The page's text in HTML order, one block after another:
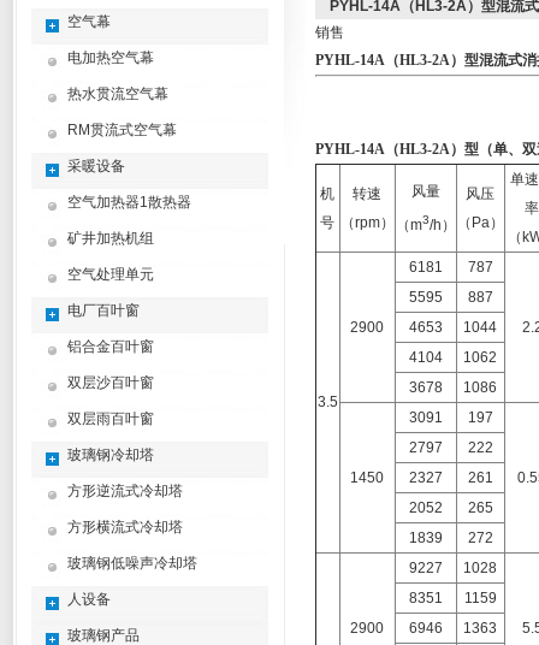
空气幕
电加热空气幕
热水贯流空气幕
RM贯流式空气幕
采暖设备
空气加热器1散热器
矿井加热机组
空气处理单元
电厂百叶窗
铝合金百叶窗
双层沙百叶窗
双层雨百叶窗
玻璃钢冷却塔
方形逆流式冷却塔
方形横流式冷却塔
玻璃钢低噪声冷却塔
人设备
玻璃钢产品
PYHL-14A（HL3-2A）型混流
销售
PYHL-14A（HL3-2A）型混流式
PYHL-14A（HL3-2A） 型（单、
机
号
转速
（rpm）
风量
（m3/h）
风压
（Pa）
单
率
（
3.5
2900
6181 787
5595
887
4653
1044
4104
1062
3678
1086
1450
3091 197
2797
222
2327
261
2052
265
1839
272
2900
9227 1028
8351
1159
6946
1363